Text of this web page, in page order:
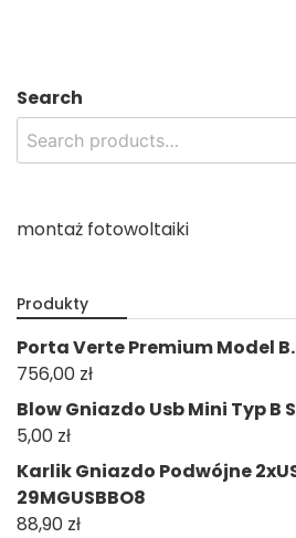
Search
montaż fotowoltaiki
Produkty
Porta Verte Premium Model
756,00 zł
Blow Gniazdo Usb Mini Typ B
5,00 zł
Karlik Gniazdo Podwójne
29MGUSBBO8
88,90 zł